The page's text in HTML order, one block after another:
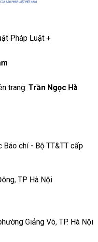
Pháp Luật +
trang: Trần Ngọc Hà
Báo chí - Bộ TT&TT cấp
TP Hà Nội
Giảng Võ, TP. Hà Nội